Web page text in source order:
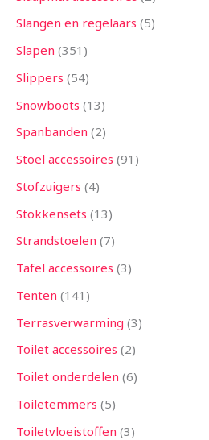
Slangen en regelaars 5
Slapen 351
Slippers 54
Snowboots 13
Spanbanden 2
Stoel accessoires 91
Stofzuigers 4
Stokkensets 13
Strandstoelen 7
Tafel accessoires 3
Tenten 141
Terrasverwarming 3
Toilet accessoires 2
Toilet onderdelen 6
Toiletemmers 5
Toiletvloeistoffen 3